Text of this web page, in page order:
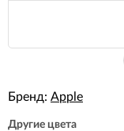
Бренд: Apple
Другие цвета